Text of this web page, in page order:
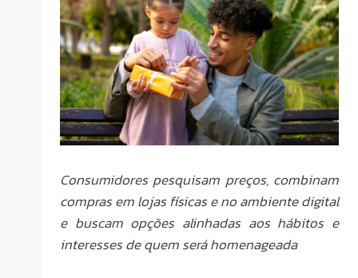
Consumidores pesquisam preços, combinam
compras em lojas físicas e no ambiente digital
e buscam opções alinhadas aos hábitos e
interesses de quem será homenageada